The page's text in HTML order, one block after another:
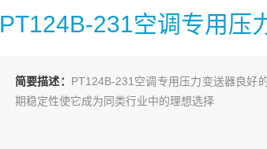
PT124B-231空调专用压
简要描述： PT124B-231空调专用压力变送器良好
期稳定性使它成为同类行业中的理想选择